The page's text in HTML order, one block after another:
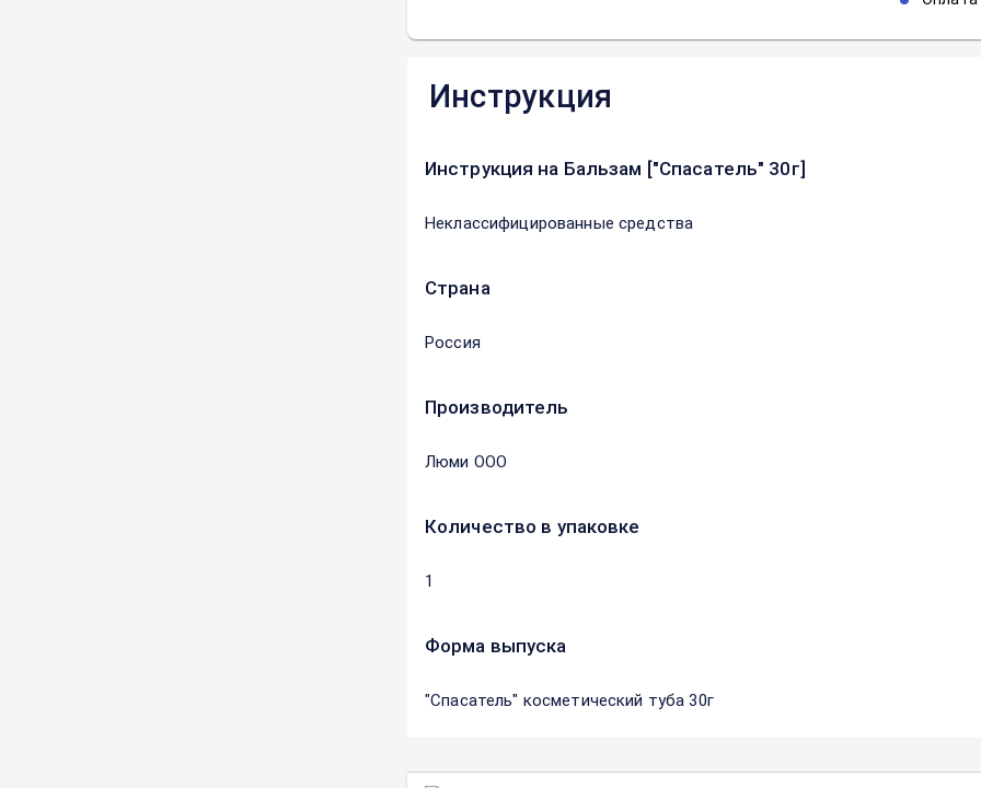
Инструкция
Инструкция на Бальзам ["Спасатель" 30г]
Неклассифицированные средства
Страна
Россия
Производитель
Люми ООО
Количество в упаковке
1
Форма выпуска
"Спасатель" косметический туба 30г